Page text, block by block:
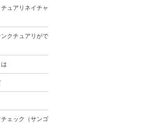
ュアリネイチャ
クチュアリがで
ェック（サンゴ